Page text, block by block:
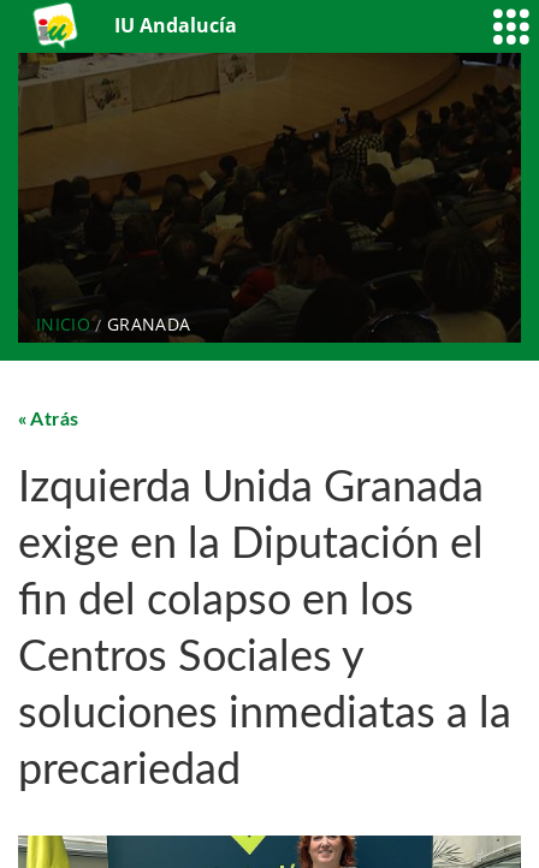
IU Andalucía
INICIO GRANADA
Atrás
Izquierda Unida Granada
exige en la Diputación el
fin del colapso en los
Centros Sociales y
soluciones inmediatas a la
precariedad